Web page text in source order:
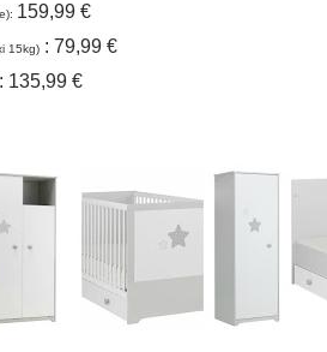
159,99 €
15kg): 79,99 €
135,99 €